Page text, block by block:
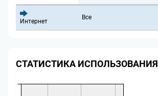
Интернет
Все
СТАТИСТИКА ИСПОЛЬЗОВАНИЯ